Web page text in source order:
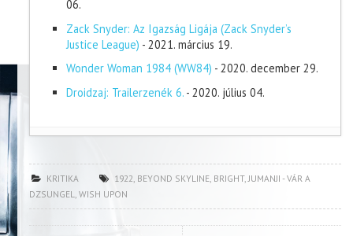
06.
Zack Snyder: Az Igazság Ligája (Zack Snyder’s
Justice League) - 2021. március 19.
Wonder Woman 1984 (WW84) - 2020. december 29.
Droidzaj: Trailerzenék 6. - 2020. július 04.
KRITIKA 1922, BEYOND SKYLINE, BRIGHT,JUMANJI - VÁR A
DZSUNGEL,WISH UPON